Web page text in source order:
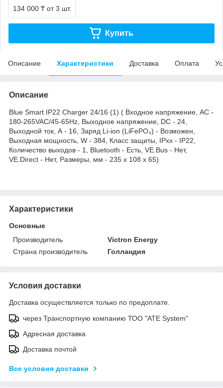
134 000 ₸ от 3 шт.
Купить
Описание Характеристики Доставка Оплата
Описание
Blue Smart IP22 Charger 24/16 (1) ( Входное напряжение, AC -
180-265VAC/45-65Hz, Выходное напряжение, DC - 24,
Выходной ток, А - 16, Заряд Li-ion (LiFePO₄) - Возможен,
Выходная мощность, W - 384, Класс защиты, IPхх - IP22,
Количество выходов - 1, Bluetooth - Есть, VE.Bus - Нет,
VE.Direct - Нет, Размеры, мм - 235 x 108 x 65)
Характеристики
Основные
Производитель
Victron Energy
Страна производитель
Голландия
Условия доставки
Доставка осуществляется только по предоплате.
через Транспортную компанию ТОО "ATE System"
Адресная доставка
Доставка почтой
Все условия доставки